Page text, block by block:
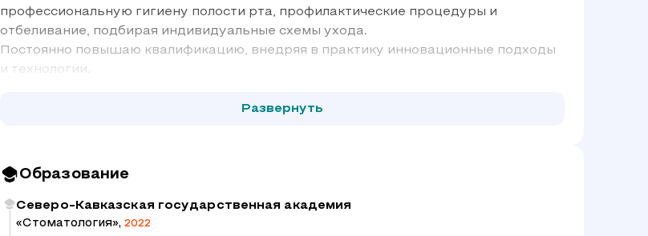
профессиональную гигиену полости рта, профилактические процедуры и
отбеливание, подбирая индивидуальные схемы ухода.
Постоянно повышаю квалификацию, внедряя в практику инновационные подходы
и технологии.
Развернуть
Образование
Северо-Кавказская государственная академия
«Стоматология», 2022